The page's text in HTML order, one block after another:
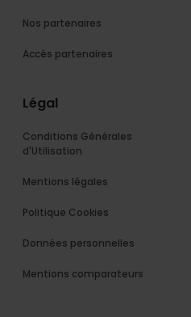
Nos partenaires
Accès partenaires
Légal
Conditions Générales
d'Utilisation
Mentions légales
Politique Cookies
Données personnelles
Mentions comparateurs